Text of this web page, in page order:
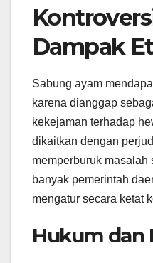
Dampak
Sabung ayam
karena dianggap
kekejaman terhadap
dikaitkan dengan
memperburuk masalah
banyak pemerintah
mengatur secara ketat
Hukum dan